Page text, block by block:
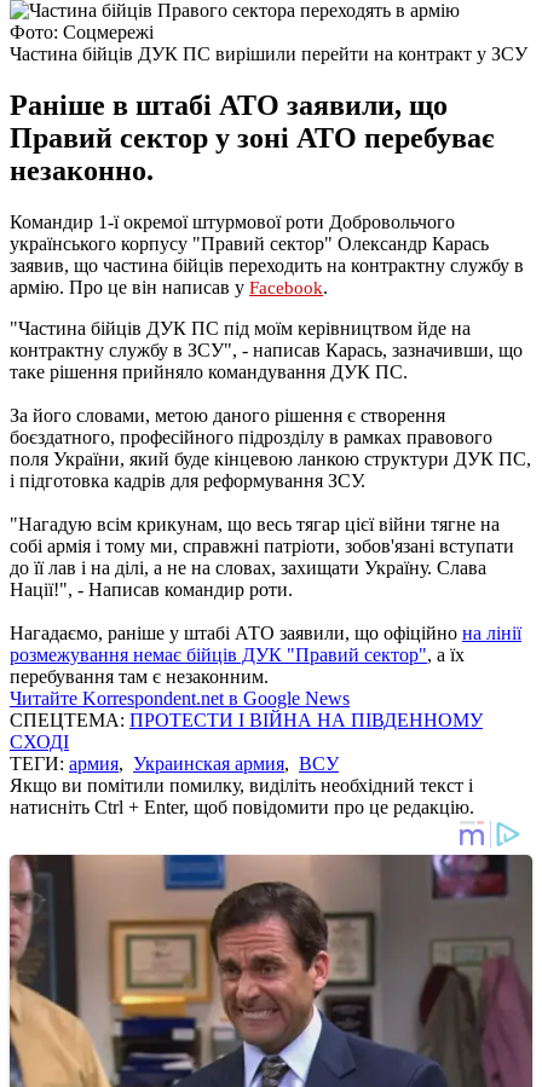
Фото: Соцмережі
Частина бійців ДУК ПС вирішили перейти на контракт у ЗСУ
Раніше в штабі АТО заявили, що
Правий сектор у зоні АТО перебуває
незаконно.
Командир 1-ї окремої штурмової роти Добровольчого
українського корпусу "Правий сектор" Олександр Карась
заявив, що частина бійців переходить на контрактну службу в
армію. Про це він написав у Faceboоk.
"Частина бійців ДУК ПС під моїм керівництвом йде на
контрактну службу в ЗСУ", - написав Карась, зазначивши, що
таке рішення прийняло командування ДУК ПС.
За його словами, метою даного рішення є створення
боєздатного, професійного підрозділу в рамках правового
поля України, який буде кінцевою ланкою структури ДУК ПС,
і підготовка кадрів для реформування ЗСУ.
"Нагадую всім крикунам, що весь тягар цієї війни тягне на
собі армія і тому ми, справжні патріоти, зобов'язані вступати
до її лав і на ділі, а не на словах, захищати Україну. Слава
Нації!", - Написав командир роти.
Нагадаємо, раніше у штабі АТО заявили, що офіційно на лінії
розмежування немає бійців ДУК "Правий сектор", а їх
перебування там є незаконним.
Читайте Korrespondent.net в Google News
СПЕЦТЕМА: ПРОТЕСТИ І ВІЙНА НА ПІВДЕННОМУ
СХОДІ
ТЕГИ: армия, Украинская армия, ВСУ
Якщо ви помітили помилку, виділіть необхідний текст і
натисніть Ctrl + Enter, щоб повідомити про це редакцію.